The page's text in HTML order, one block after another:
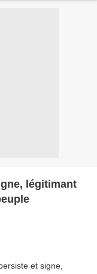
légitimant